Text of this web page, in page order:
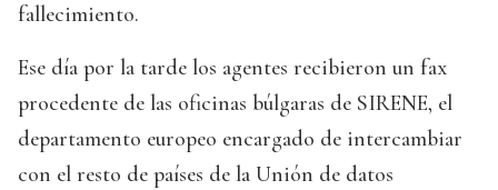
fallecimiento.
Ese día por la tarde los agentes recibieron un fax
procedente de las oficinas búlgaras de SIRENE, el
departamento europeo encargado de intercambiar
con el resto de países de la Unión de datos